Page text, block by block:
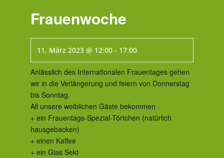
Frauenwoche
11. März 2023 @ 12:00- 17:00
Anlässlich des Internationalen Frauentages gehen
wir in die Verlängerung und feiern von Donnerstag
bis Sonntag.
All unsere weiblichen Gäste bekommen
+ ein Frauentags-Spezial-Törtchen (natürlich
hausgebacken)
+ einen Kaffee
+ ein Glas Sekt